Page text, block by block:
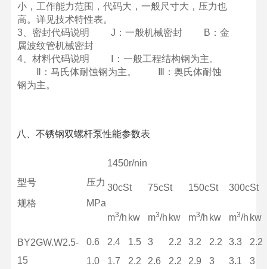
小，工作能力范围，代码大，一般尺寸大，压力也
高。详见技术特性表。
3、密封代码说明 J：一般机械密封 B：金
属波纹管机械密封
4、材料代码说明 Ⅰ：一般工程结构钢为主。
Ⅱ：马氏体耐蚀钢为主。 Ⅲ：奥氏体耐蚀
钢为主。
八、不锈钢双螺杆泵性能参数表
型号
规格
压力
MPa
1450r/nin
30cSt 75cSt 150cSt 300cSt
m3/h kw m3/h kw m3/h kw m3/h kw
BY2GW.W2.5-
15
0.6 2.4 1.5 3 2.2 3.2 2.2 3.3
2.2
1.0
1.7 2.2 2.6 2.2 2.9 3 3.1 3